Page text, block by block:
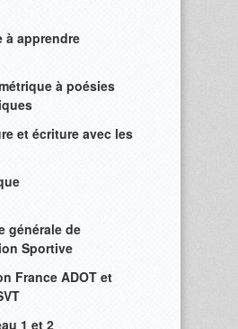
à apprendre
à poésies
et écriture avec les
générale de
Sportive
France ADOT et
1 et 2